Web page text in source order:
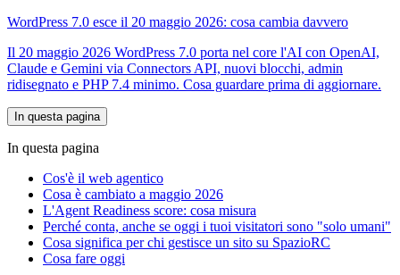
WordPress 7.0 esce il 20 maggio 2026: cosa cambia davvero
Il 20 maggio 2026 WordPress 7.0 porta nel core l'AI con OpenAI,
Claude e Gemini via Connectors API, nuovi blocchi, admin
ridisegnato e PHP 7.4 minimo. Cosa guardare prima di aggiornare.
In questa pagina
In questa pagina
Cos'è il web agentico
Cosa è cambiato a maggio 2026
L'Agent Readiness score: cosa misura
Perché conta, anche se oggi i tuoi visitatori sono "solo umani"
Cosa significa per chi gestisce un sito su SpazioRC
Cosa fare oggi